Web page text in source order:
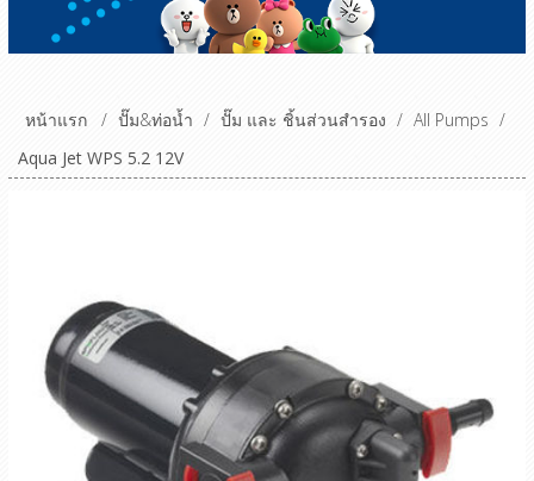
หน้าแรก / ปั๊ม&ท่อน้ำ / ปั๊ม และ ชิ้นส่วนสำรอง / All Pumps /
Aqua Jet WPS 5.2 12V